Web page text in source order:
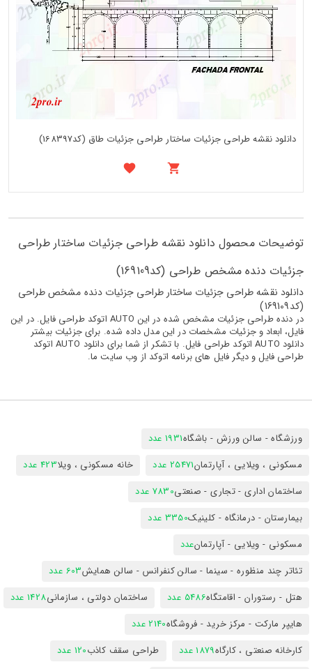
دانلود نقشه طراحی جزئیات ساختار طراحی جزئیات طاق (کد168397)
توضیحات محصول دانلود نقشه طراحی جزئیات ساختار طراحی
جزئیات دنده مشخص طراحی (کد169109)
دانلود نقشه طراحی جزئیات ساختار طراحی جزئیات دنده مشخص طراحی
(کد169109)
در دنده طراحی جزئیات مشخص شده در این AUTO اتوکد طراحی فایل. در این
فایل، ابعاد و جزئیات مشخصات در این مدل داده شده. برای جزئیات بیشتر
دانلود AUTO اتوکد طراحی فایل. با تشکر از شما برای دانلود AUTO اتوکد
طراحی فایل و دیگر فایل های برنامه اتوکد از وب سایت ما.
ورزشگاه - سالن ورزش - باشگاه1931 عدد
مسکونی ، ویلایی ، آپارتمان25471 عدد خانه مسکونی ، ویلا423 عدد
ساختمان اداری - تجاری - صنعتی7830 عدد
بیمارستان - درمانگاه - کلینیک3350 عدد
مسکونی - ویلایی - آپارتمانعدد
تئاتر چند منظوره - سینما - سالن کنفرانس - سالن همایش603 عدد
هتل - رستوران - اقامتگاه5486 عدد ساختمان دولتی ، سازمانی1428 عدد
هایپر مارکت - مرکز خرید - فروشگاه2140 عدد
کارخانه صنعتی ، کارگاه1879 عدد طراحی سقف کاذب120 عدد